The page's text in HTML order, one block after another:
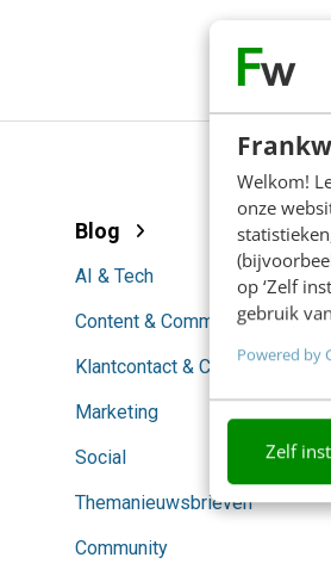
Welkom!
onze
op ‘Zelf
gebruik
Powered by
Zelf
Blog
AI & Tech
Content & Communicatie
Klantcontact & CX
Marketing
Social
Themanieuwsbrieven
Community